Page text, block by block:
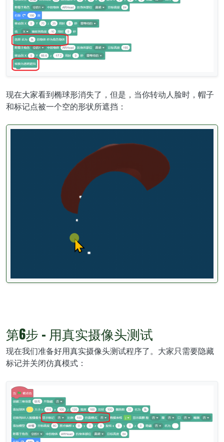
现在大家看到椭球形消失了，但是，当你转动人脸时，帽子
和标记点被一个空的形状所遮挡：
第6步 - 用真实摄像头测试
现在我们准备好用真实摄像头测试程序了。大家只需要隐藏
标记并关闭仿真模式：